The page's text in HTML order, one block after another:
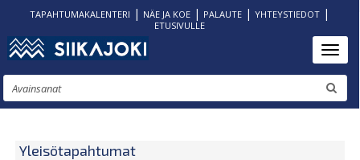
Hyppää
pääsisältöön
TAPAHTUMAKALENTERI | NÄE JA KOE| PALAUTE| YHTEYSTIEDOT|
ETUSIVULLE
Etsi
Yleisötapahtumat